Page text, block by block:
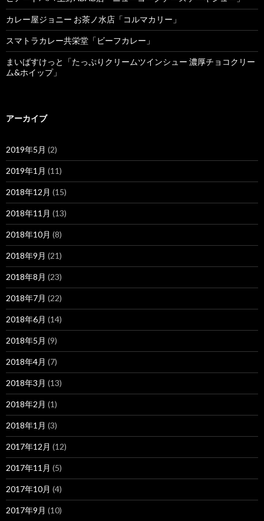
カレー屋ジョニー お茶ノ水店「コルマカリー」
スマトラカレー共栄堂「ビーフカレー」
まいばすけっと「たっぷりクリームツインシュー 濃厚チョコクリー
ム&ホイップ」
アーカイブ
2019年5月 (2)
2019年1月 (11)
2018年12月 (15)
2018年11月 (13)
2018年10月 (8)
2018年9月 (21)
2018年8月 (23)
2018年7月 (22)
2018年6月 (14)
2018年5月 (9)
2018年4月 (7)
2018年3月 (13)
2018年2月 (1)
2018年1月 (3)
2017年12月 (12)
2017年11月 (5)
2017年10月 (4)
2017年9月 (10)